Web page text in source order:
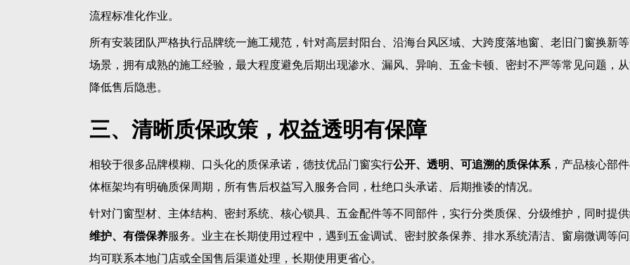
流程标准化作业。
所有安装团队严格执行品牌统一施工规范，针对高层封阳台、沿海台风区域、大跨度落地窗、老旧门窗换新
场景，拥有成熟的施工经验，最大程度避免后期出现渗水、漏风、异响、五金卡顿、密封不严等常见问题，
降低售后隐患。
三、清晰质保政策，权益透明有保障
相较于很多品牌模糊、口头化的质保承诺，德技优品门窗实行公开、透明、可追溯的质保体系 ，产品核心部
体框架均有明确质保周期，所有售后权益写入服务合同，杜绝口头承诺、后期推诿的情况。
针对门窗型材、主体结构、密封系统、核心锁具、五金配件等不同部件，实行分类质保、分级维护，同时提供
维护、有偿保养服务。业主在长期使用过程中，遇到五金调试、密封胶条保养、排水系统清洁、窗扇微调等
均可联系本地门店或全国售后渠道处理，长期使用更省心。